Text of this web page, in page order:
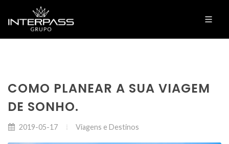
COMO PLANEAR A SUA VIAGEM
DE SONHO.
2019-05-17 Viagens e Destinos